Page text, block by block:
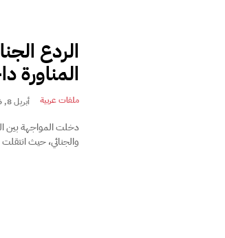
الردع
المناورة
ملفات عربية أبريل 8, 2026
دخلت المواجهة بين
والجنائي، حيث انتقلت